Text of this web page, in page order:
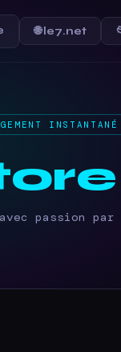
🌐 le7.net
INSTANTANÉ
passion par